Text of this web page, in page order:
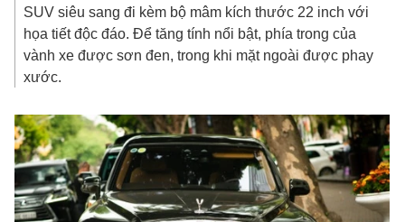
SUV siêu sang đi kèm bộ mâm kích thước 22 inch với
họa tiết độc đáo. Để tăng tính nổi bật, phía trong của
vành xe được sơn đen, trong khi mặt ngoài được phay
xước.